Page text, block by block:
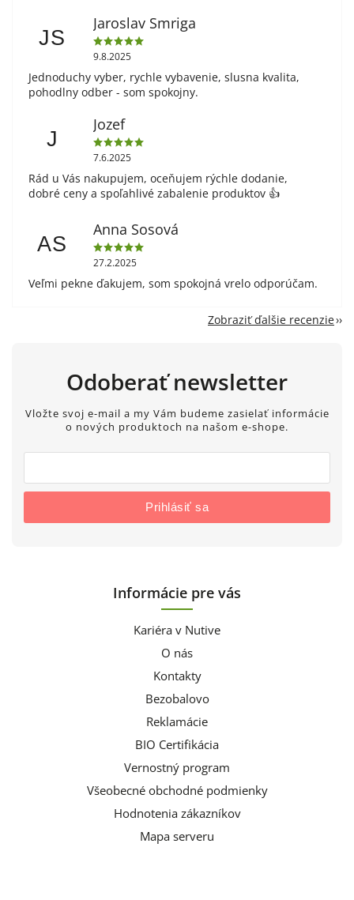
JS
Jaroslav Smriga
9.8.2025
Jednoduchy vyber, rychle vybavenie, slusna kvalita,
pohodlny odber - som spokojny.
J
Jozef
7.6.2025
Rád u Vás nakupujem, oceňujem rýchle dodanie,
dobré ceny a spoľahlivé zabalenie produktov 👍
AS
Anna Sosová
27.2.2025
Veľmi pekne ďakujem, som spokojná vrelo odporúčam.
Zobraziť ďalšie recenzie
Odoberať newsletter
Vložte svoj e-mail a my Vám budeme zasielať informácie
o nových produktoch na našom e-shope.
Prihlásiť sa
Informácie pre vás
Kariéra v Nutive
O nás
Kontakty
Bezobalovo
Reklamácie
BIO Certifikácia
Vernostný program
Všeobecné obchodné podmienky
Hodnotenia zákazníkov
Mapa serveru